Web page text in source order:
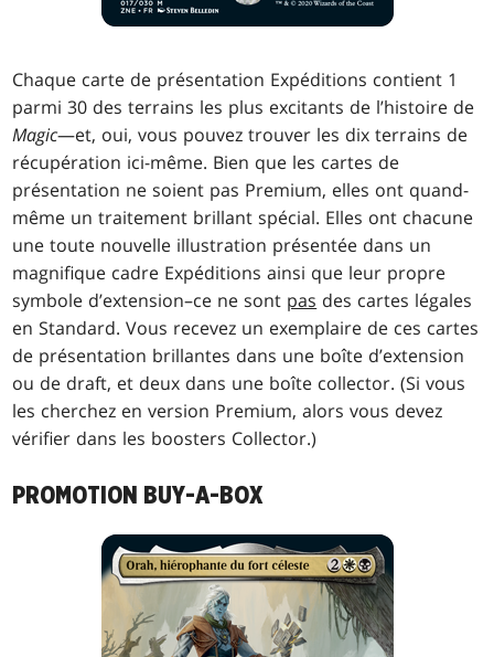
Chaque carte de présentation Expéditions contient 1
parmi 30 des terrains les plus excitants de l’histoire de
Magic—et, oui, vous pouvez trouver les dix terrains de
récupération ici-même. Bien que les cartes de
présentation ne soient pas Premium, elles ont quand-
même un traitement brillant spécial. Elles ont chacune
une toute nouvelle illustration présentée dans un
magnifique cadre Expéditions ainsi que leur propre
symbole d’extension–ce ne sont pas des cartes légales
en Standard. Vous recevez un exemplaire de ces cartes
de présentation brillantes dans une boîte d’extension
ou de draft, et deux dans une boîte collector. (Si vous
les cherchez en version Premium, alors vous devez
vérifier dans les boosters Collector.)
PROMOTION BUY-A-BOX